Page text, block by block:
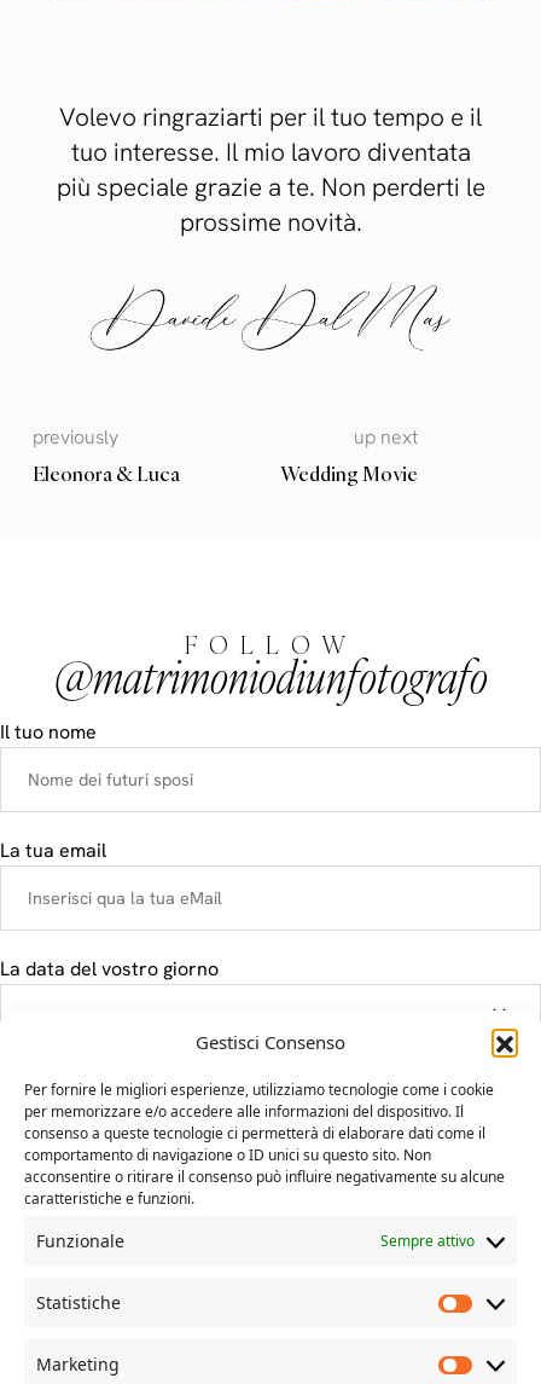
Gestisci Consenso
Per fornire le migliori esperienze, utilizziamo tecnologie come i cookie
per memorizzare e/o accedere alle informazioni del dispositivo. Il
consenso a queste tecnologie ci permetterà di elaborare dati come il
comportamento di navigazione o ID unici su questo sito. Non
acconsentire o ritirare il consenso può influire negativamente su alcune
caratteristiche e funzioni.
Funzionale Sempre attivo
Statistiche
Marketing
Volevo ringraziarti per il tuo tempo e il
tuo interesse. Il mio lavoro diventata
più speciale grazie a te. Non perderti le
prossime novità.
previously
Eleonora & Luca
up next
Wedding Movie
FOLLOW
@matrimoniodiunfotografo
Il tuo nome
La tua email
La data del vostro giorno
Il tuo messaggio